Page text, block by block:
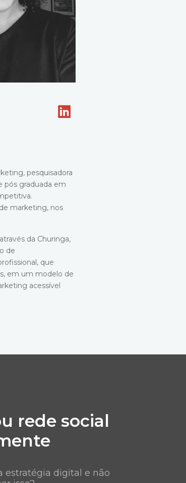
pesquisadora
pós graduada em
marketing, nos
da Churinga,
de
que
em um modelo de
acessível
rede social
estratégia digital e não